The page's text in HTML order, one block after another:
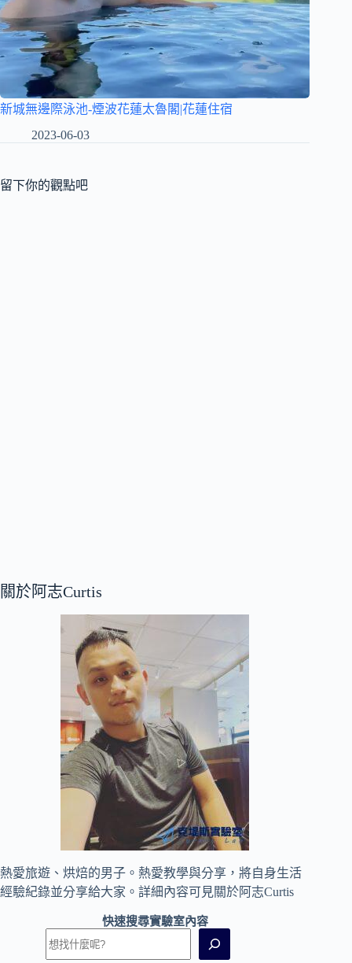
新城無邊際泳池-煙波花蓮太魯閣|花蓮住宿
2023-06-03
留下你的觀點吧
關於阿志Curtis
熱愛旅遊、烘焙的男子。熱愛教學與分享，將自身生活
經驗紀錄並分享給大家。詳細內容可見關於阿志Curtis
快速搜尋實驗室內容